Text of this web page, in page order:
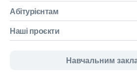
Абітурієнтам
Наші проєкти
Навчальним